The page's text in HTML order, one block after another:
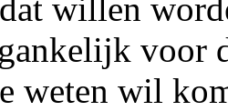
willen
voor
weten wil